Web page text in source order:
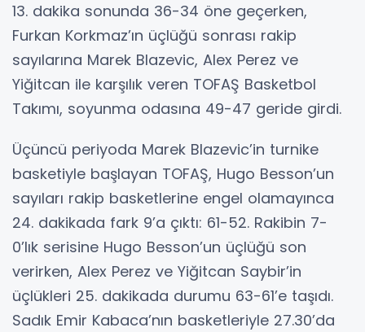
13. dakika sonunda 36-34 öne geçerken,
Furkan Korkmaz’ın üçlüğü sonrası rakip
sayılarına Marek Blazevic, Alex Perez ve
Yiğitcan ile karşılık veren TOFAŞ Basketbol
Takımı, soyunma odasına 49-47 geride girdi.
Üçüncü periyoda Marek Blazevic’in turnike
basketiyle başlayan TOFAŞ, Hugo Besson’un
sayıları rakip basketlerine engel olamayınca
24. dakikada fark 9’a çıktı: 61-52. Rakibin 7-
0’lık serisine Hugo Besson’un üçlüğü son
verirken, Alex Perez ve Yiğitcan Saybir’in
üçlükleri 25. dakikada durumu 63-61’e taşıdı.
Sadık Emir Kabaca’nın basketleriyle 27.30’da